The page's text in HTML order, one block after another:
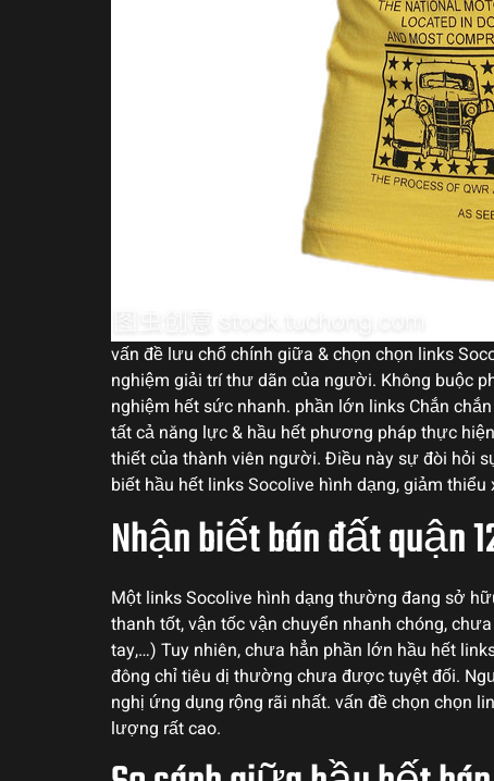
vấn đề lưu chổ chính giữa & chọn chọn links
nghiệm giải trí thư dãn của người. Không buộc
nghiệm hết sức nhanh. phần lớn links Chắn
tất cả năng lực & hầu hết phương pháp thực
thiết của thành viên người. Điều này sự đòi hỏi
biết hầu hết links Socolive hình dạng, giảm
Nhận biết bán đất quận
Một links Socolive hình dạng thường đang sở
thanh tốt, vận tốc vận chuyển nhanh chóng,
tay,…) Tuy nhiên, chưa hẳn phần lớn hầu hết
đông chỉ tiêu dị thường chưa được tuyệt đối.
nghị ứng dụng rộng rãi nhất. vấn đề chọn chọn
lượng rất cao.